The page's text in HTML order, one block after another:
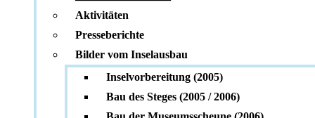
Aktivitäten
Presseberichte
Bilder vom Inselausbau
Inselvorbereitung (2005)
Bau des Steges (2005 / 2006)